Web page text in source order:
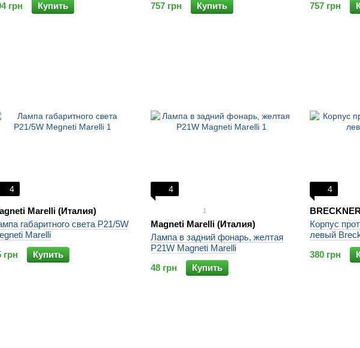
грн
Купить
757 грн
Купить
757 грн
4
Marelli (Италия)
габаритного света P21/5W
Marelli
грн
Купить
4
1
Magneti Marelli (Италия)
Лампа в задний фонарь, желтая
P21W Magneti Marelli
48 грн
Купить
4
Корпус
левый
380 грн